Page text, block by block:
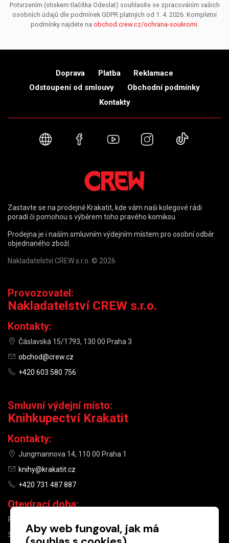
Potvrzením (stiskem tlačítka Odeslat) souhlasíte se zpracováním vašich
osobních údajů dle podmínek GDPR platných od 1. 4. 2026. Kompletní
podmínky najdete na obchod.crew.cz/ochrana-soukromi.
Doprava Platba
Reklamace
Odstoupení od smlouvy
Obchodní podmínky
Kontakty
Webové stránky
FacebookYouTubeInstagram
Zastavte se na prodejně Krakatit, kde vám naši kolegové rádi
poradí či pomohou s výběrem toho pravého komiksu.
Prodejna je i naším smluvním výdejním místem pro osobní odběr
objednaného zboží.
Nakladatelství CREW s.r.o. © 2026
Provozovatel:
Nakladatelství CREW s.r.o.
Kontakty:
Čáslavská 15/1793, 130 00 Praha 3
obchod@crew.cz
+420 603 580 756
Smluvní výdejní místo:
Knihkupectví Krakatit
Kontakty:
Jungmannova 14, 110 00 Praha 1
knihy@krakatit.cz
+420 731 487 887
Otevírací doba:
PO–PÁ
SO
10:00–13:00
Aby web fungoval, jak má